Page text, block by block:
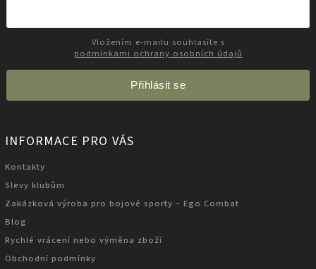
podmínkami ochrany osobních údajů
Přihlásit se
INFORMACE PRO VÁS
Kontakty
Slevy klubům
Zakázková výroba pro bojové sporty – Ego Combat
Blog
Rychlé vrácení nebo výměna zboží
Obchodní podmínky